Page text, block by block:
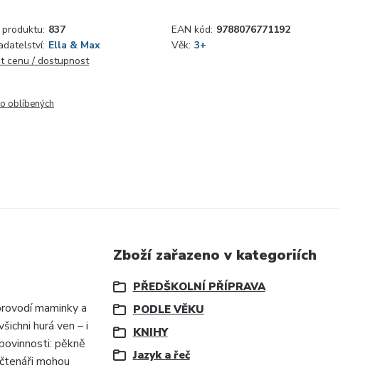
produktu: 837 EAN kód: 9788076771192
Ella & Max Věk: 3+
cenu / dostupnost
oblíbených
maminky a
hurá ven – i
pěkně
mohou
Zboží zařazeno v kategoriích
PŘEDŠKOLNÍ PŘÍPRAVA
PODLE VĚKU
KNIHY
Jazyk a řeč